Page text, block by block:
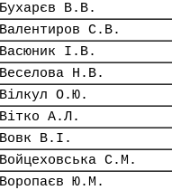
Бухарєв В.В.
Валентиров С.В.
Васюник І.В.
Веселова Н.В.
Вілкул О.Ю.
Вітко А.Л.
Вовк В.І.
Войцеховська С.М.
Воропаєв Ю.М.